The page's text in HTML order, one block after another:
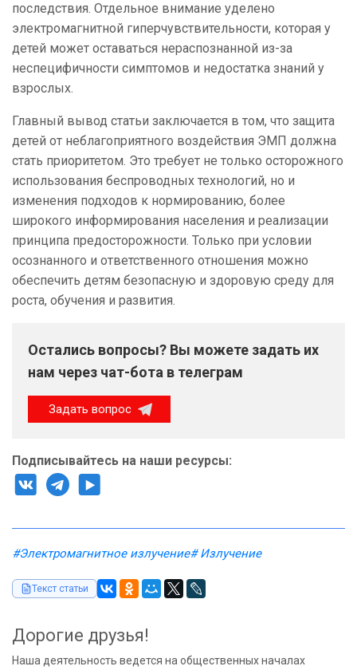
последствия. Отдельное внимание уделено
электромагнитной гиперчувствительности, которая у
детей может оставаться нераспознанной из-за
неспецифичности симптомов и недостатка знаний у
взрослых.
Главный вывод статьи заключается в том, что защита
детей от неблагоприятного воздействия ЭМП должна
стать приоритетом. Это требует не только осторожного
использования беспроводных технологий, но и
изменения подходов к нормированию, более
широкого информирования населения и реализации
принципа предосторожности. Только при условии
осознанного и ответственного отношения можно
обеспечить детям безопасную и здоровую среду для
роста, обучения и развития.
Остались вопросы? Вы можете задать их
нам через чат-бота в телеграм
Задать вопрос
Подписывайтесь на наши ресурсы:
#Электромагнитное излучение# Излучение
Текст статьи
Дорогие друзья!
Наша деятельность ведется на общественных началах